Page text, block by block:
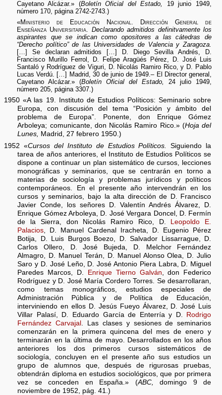
Cayetano Alcázar.» (Boletín Oficial del Estado,
19 junio 1949,
número 170, página 2742-2743.)
«Ministerio de Educación Nacional. Dirección General de
Enseñanza Universitaria.
Declarando admitidos definitvamente los
aspirantes que se indican como opositores a las cátedras de
“Derecho político” de las Universidades de Valencia y Zaragoza.
[…] Se declaran admitidos […] D. Diego Sevilla Andrés, D.
Francisco Murillo Ferrol, D. Felipe Aragüés Pérez, D. José Luis
Santaló y Rodríguez de Viguri, D. Nicolás Ramiro Rico, y D. Pablo
Lucas Verdú. […] Madrid, 30 de junio de 1949.– El Director general,
Cayetano Alcázar.» (Boletín Oficial del Estado,
24 julio 1949,
número 205, página 3307.)
1950 «A las 19. Instituto de Estudios Políticos: Seminario sobre
Europa, con discusión del tema “Posición y ámbito del
problema de Europa”. Ponente, don Enrique Gómez
Arboleya; comunicante, don Nicolás Ramiro Rico.» (Hoja del
Lunes,
Madrid, 27 febrero 1950.)
1952 «Cursos del Instituto de Estudios Políticos.
Siguiendo la
tarea de años anteriores, el Instituto de Estudios Políticos se
dispone a continuar un plan sistemático de cursos, lecciones
monográficas y seminarios, que se centrarán en torno a
materias de sociología y problemas jurídicos y políticos
contemporáneos. En el presente año intervendrán en los
cursos y seminarios, bajo la alta dirección de D. Francisco
Javier Conde, los señores D. Valentín Andrés Álvarez, D.
Enrique Gómez Arboleya, D. José Vergara Doncel, D. Fermín
de la Sierra, don Nicolás Ramiro Rico, D.
Leopoldo E.
Palacios , D. Manuel Cardenal Iracheta, D. Eugenio Pérez
Botija, D. Luis Burgos Boezo, D. Salvador Lissarrague, D.
Carlos Ollero, D. José Bujeda, D. Melchor Fernández
Almagro, D. Manuel Terán, D. Manuel Alonso Olea, D. Julio
Saro y D. José Leño, D. José Antonio Piera Labra, D. Miguel
Paredes Marcos, D.
Enrique Tierno Galván , don Federico
Rodríguez y D. José María Cordero Torres. Se desarrollaran,
como temas monográficos, estudios especiales de
Administración Pública y de Política de Educación,
interviniendo en ellos D. Jesús Fueyo Álvarez, D. José Luis
Villar Palasí, D. Eduardo García de Enterría y D.
Rodrigo
Fernández Carvajal
. Las clases y sesiones de seminarios
comenzarán en la primera quincena del mes de enero y
terminarán en la última de mayo. Desarrollados en los años
anteriores los dos primeros cursos sistemáticos de
sociología, concluyen en el presente año sus estudios un
grupo de alumnos que, después de rigurosas pruebas,
obtendrán diploma en estudios sociológicos, que por primera
vez se conceden en España.» (ABC,
domingo 9 de
noviembre de 1952, pág. 41.)